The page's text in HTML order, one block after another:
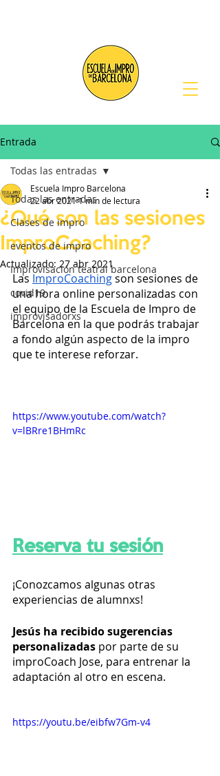
Entrada
Todas las entradas
Clases de impro
eventos de impro
Improvisación teatral barcelona
covid19
improvisadorxs
Todas las entradas
¿Qué son las sesiones
ImproCoaching?
Escuela Impro Barcelona
22 abr 20211 min de lectura
Actualizado: 27 abr 2021
Las ImproCoaching son sesiones de
una hora online personalizadas con
el equipo de la Escuela de Impro de
Barcelona en la que podrás trabajar
a fondo algún aspecto de la impro
que te interese reforzar.
https://www.youtube.com/watch?
v=lBRre1BHmRc
Reserva tu sesión
¡Conozcamos algunas otras
experiencias de alumnxs!
Jesús ha recibido sugerencias
personalizadas por parte de su
improCoach Jose, para entrenar la
adaptación al otro en escena.
https://youtu.be/eibfw7Gm-v4